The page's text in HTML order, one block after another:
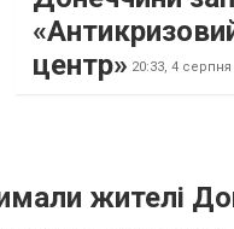
центр» 20:33, 4 серпня
жителі